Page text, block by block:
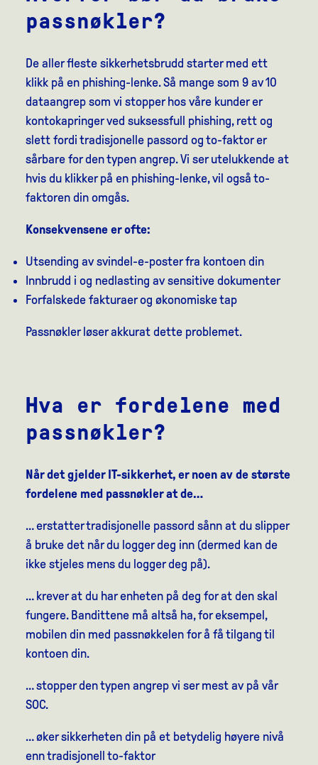
passnøkler?
De aller fleste sikkerhetsbrudd starter med ett
klikk på en phishing-lenke. Så mange som 9 av 10
dataangrep som vi stopper hos våre kunder er
kontokapringer ved suksessfull phishing, rett og
slett fordi tradisjonelle passord og to-faktor er
sårbare for den typen angrep. Vi ser utelukkende at
hvis du klikker på en phishing-lenke, vil også to-
faktoren din omgås.
Konsekvensene er ofte:
Utsending av svindel-e-poster fra kontoen din
Innbrudd i og nedlasting av sensitive dokumenter
Forfalskede fakturaer og økonomiske tap
Passnøkler løser akkurat dette problemet.
Hva er fordelene med
passnøkler?
Når det gjelder IT-sikkerhet, er noen av de største
fordelene med passnøkler at de…
… erstatter tradisjonelle passord sånn at du slipper
å bruke det når du logger deg inn (dermed kan de
ikke stjeles mens du logger deg på).
… krever at du har enheten på deg for at den skal
fungere. Bandittene må altså ha, for eksempel,
mobilen din med passnøkkelen for å få tilgang til
kontoen din.
… stopper den typen angrep vi ser mest av på vår
SOC.
… øker sikkerheten din på et betydelig høyere nivå
enn tradisjonell to-faktor